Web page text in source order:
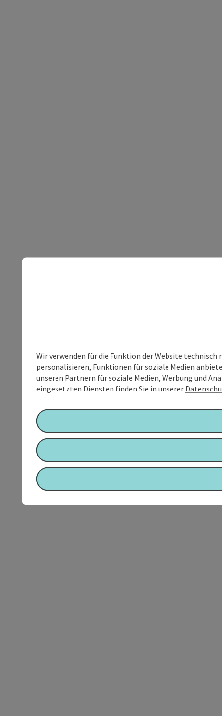
Wir verwenden für die Funktion der Website
personalisieren, Funktionen für soziale Medien
unseren Partnern für soziale Medien, Werbung und
eingesetzten Diensten finden Sie in unserer